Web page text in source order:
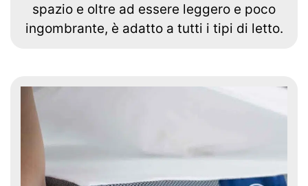
spazio e oltre ad essere leggero e poco
ingombrante, è adatto a tutti i tipi di letto.